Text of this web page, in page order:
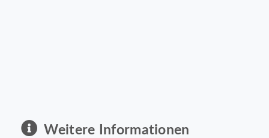
Weitere Informationen